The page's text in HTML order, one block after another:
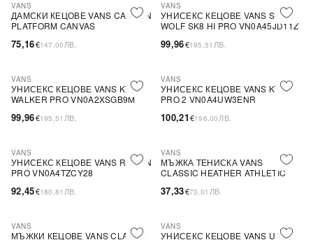
VANS
ДАМСКИ КЕЦОВЕ VANS CAMDEN
PLATFORM CANVAS
75,16€147,00 ЛВ.
VANS
УНИСЕКС КЕЦОВЕ VANS SKATE
WOLF SK8 HI PRO VN0A45JD11Z
99,96€195,51 ЛВ.
VANS
УНИСЕКС КЕЦОВЕ VANS KYLE
WALKER PRO VN0A2XSGB9M
99,96€195,51 ЛВ.
VANS
УНИСЕКС КЕЦОВЕ VANS KYLE
PRO 2 VN0A4UW3ENR
100,21€196,00 ЛВ.
VANS
УНИСЕКС КЕЦОВЕ VANS ROWAN
PRO VN0A4TZCY28
92,45€180,81 ЛВ.
VANS
МЪЖКА ТЕНИСКА VANS
CLASSIC HEATHER ATHLETIC
37,33€73,01 ЛВ.
VANS
МЪЖКИ КЕЦОВЕ VANS CLASSIC
VANS
УНИСЕКС КЕЦОВЕ VANS UA